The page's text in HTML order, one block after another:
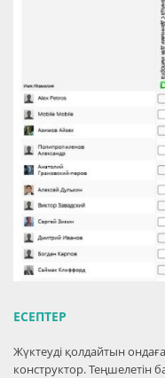
ЕСЕПТЕР
Жүктеуді қолдайтын
конструктор. Теңшелетін